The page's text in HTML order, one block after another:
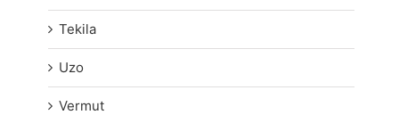
Tekila
Uzo
Vermut